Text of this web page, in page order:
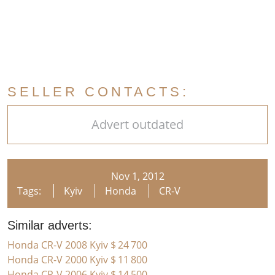
SELLER CONTACTS:
Advert outdated
Nov 1, 2012
Tags:
Kyiv Honda CR-V
Similar adverts:
Honda CR-V 2008 Kyiv $ 24 700
Honda CR-V 2000 Kyiv $ 11 800